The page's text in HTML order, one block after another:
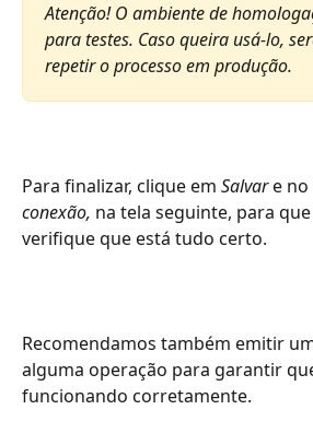
Atenção! O ambiente de
para testes. Caso queira usá-lo,
repetir o processo em produção.
Para finalizar, clique em Salvar e
conexão, na tela seguinte, para
verifique que está tudo certo.
Recomendamos também emitir
alguma operação para garantir
funcionando corretamente.